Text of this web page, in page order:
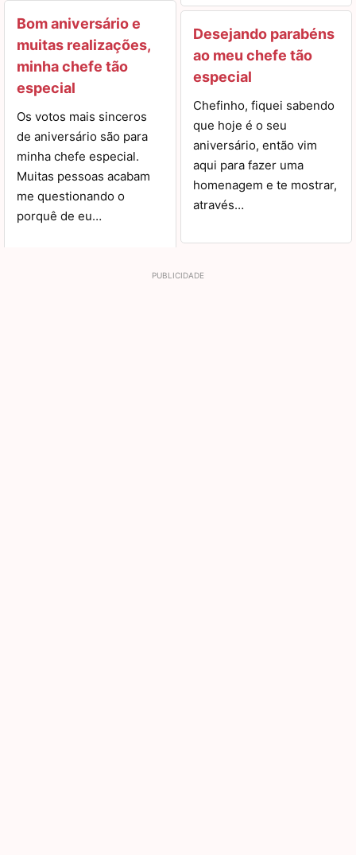
Bom aniversário e
muitas realizações,
minha chefe tão
especial
Os votos mais sinceros
de aniversário são para
minha chefe especial.
Muitas pessoas acabam
me questionando o
porquê de eu…
Desejando parabéns
ao meu chefe tão
especial
Chefinho, fiquei sabendo
que hoje é o seu
aniversário, então vim
aqui para fazer uma
homenagem e te mostrar,
através…